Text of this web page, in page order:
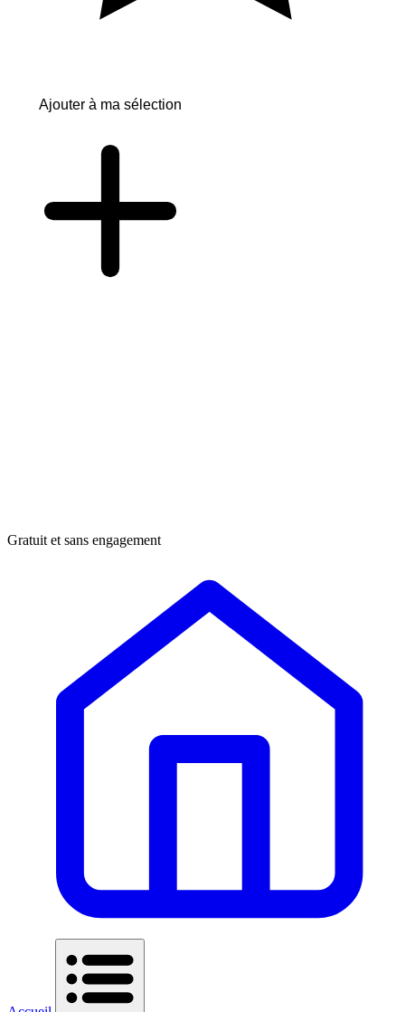
Ajouter à ma sélection
Gratuit et sans engagement